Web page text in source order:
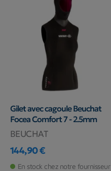
Gilet avec cagoule Beuchat
Focea Comfort 7 - 2.5mm
BEUCHAT
Prix
144,90 €
En stock chez notre fournisseur